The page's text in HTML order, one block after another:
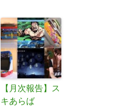
【月次報告】ス
キあらば